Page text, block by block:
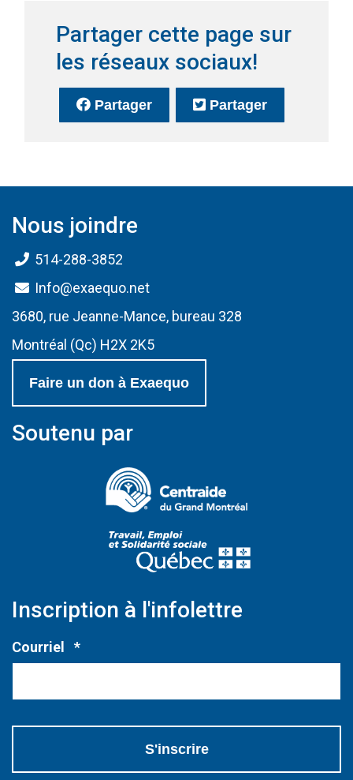
Partager cette page sur
les réseaux sociaux!
Partagersur Facebook
(Ce lien s'ouvrira dans une
Partagersur Twitter
(Ce lien
Nous joindre
514-288-3852
Info@exaequo.net
3680, rue Jeanne-Mance, bureau 328
Montréal (Qc) H2X 2K5
Faire un don à Exaequo
Soutenu par
Inscription à l'infolettre
Courriel *Obligatoire